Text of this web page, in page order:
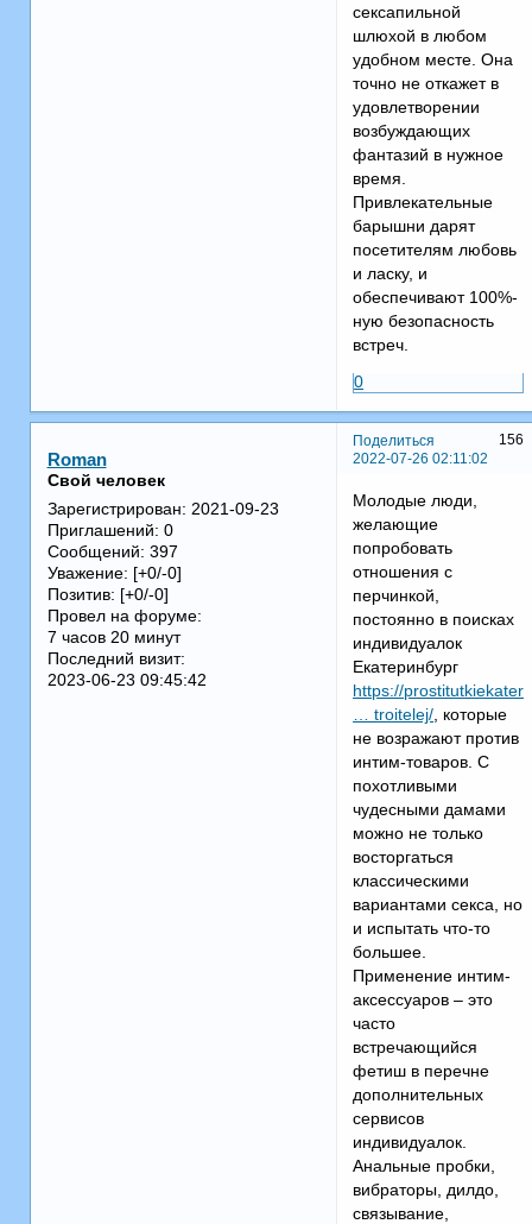
сексапильной
шлюхой в любом
удобном месте. Она
точно не откажет в
удовлетворении
возбуждающих
фантазий в нужное
время.
Привлекательные
барышни дарят
посетителям любовь
и ласку, и
обеспечивают 100%-
ную безопасность
встреч.
0
Поделиться
156
2022-07-26 02:11:02
Roman
Свой человек
Зарегистрирован: 2021-09-23
Приглашений: 0
Сообщений: 397
Уважение: [+0/-0]
Позитив: [+0/-0]
Провел на форуме:
7 часов 20 минут
Последний визит:
2023-06-23 09:45:42
Молодые люди,
желающие
попробовать
отношения с
перчинкой,
постоянно в поисках
индивидуалок
Екатеринбург
https://
… troitelej/ , которые
не возражают против
интим-товаров. С
похотливыми
чудесными дамами
можно не только
восторгаться
классическими
вариантами секса, но
и испытать что-то
большее.
Применение интим-
аксессуаров – это
часто
встречающийся
фетиш в перечне
дополнительных
сервисов
индивидуалок.
Анальные пробки,
вибраторы, дилдо,
связывание,